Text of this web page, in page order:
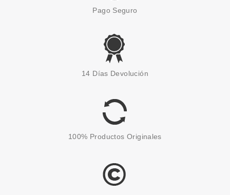
Pago Seguro
14 Días Devolución
100% Productos Originales